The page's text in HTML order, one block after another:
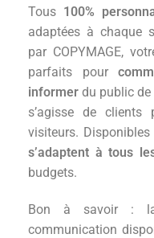
Tous 100%
adaptées à chaque
par COPYMAGE,
parfaits pour
informer du public de
s’agisse de
visiteurs.
s’adaptent à tous
budgets.
Bon à savoir :
communication